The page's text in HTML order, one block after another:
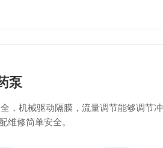
泵
，机械驱动隔膜，流量调节能够调节
维修简单安全。